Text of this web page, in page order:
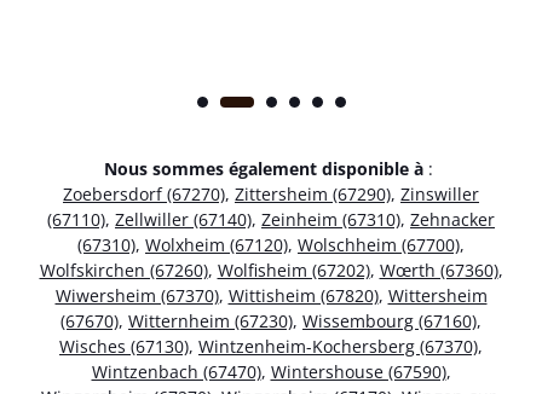
Nous sommes également disponible à :
Zoebersdorf (67270), Zittersheim (67290), Zinswiller
(67110), Zellwiller (67140), Zeinheim (67310), Zehnacker
(67310), Wolxheim (67120), Wolschheim (67700),
Wolfskirchen (67260), Wolfisheim (67202), Wœrth (67360),
Wiwersheim (67370), Wittisheim (67820), Wittersheim
(67670), Witternheim (67230), Wissembourg (67160),
Wisches (67130), Wintzenheim-Kochersberg (67370),
Wintzenbach (67470), Wintershouse (67590),